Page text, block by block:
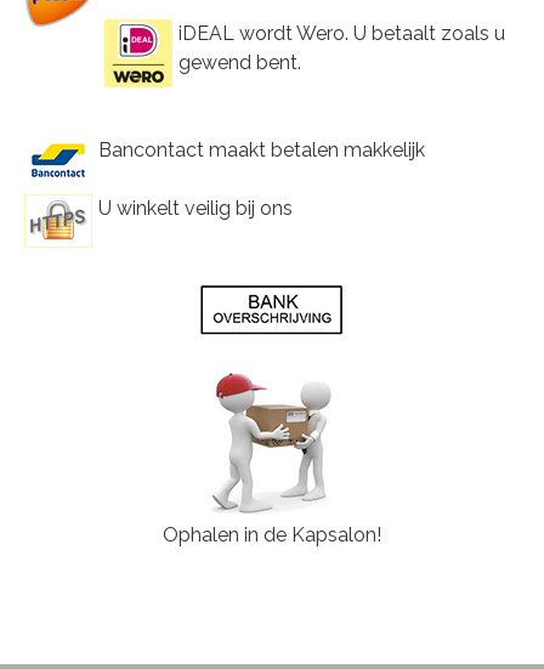
iDEAL wordt Wero. U betaalt zoals u
gewend bent.
Bancontact maakt betalen makkelijk
U winkelt veilig bij ons
Ophalen in de Kapsalon!